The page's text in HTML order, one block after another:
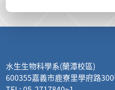
水生生物科學系(蘭潭校區)
600355嘉義市鹿寮里學府路